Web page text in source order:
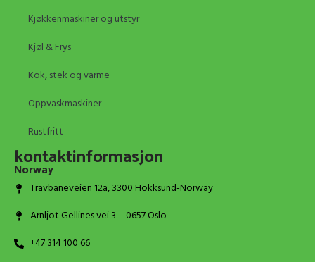
Kjøkkenmaskiner og utstyr
Kjøl & Frys
Kok, stek og varme
Oppvaskmaskiner
Rustfritt
kontaktinformasjon
Norway
Travbaneveien 12a, 3300 Hokksund-Norway
Arnljot Gellines vei 3 – 0657 Oslo
+47 314 100 66